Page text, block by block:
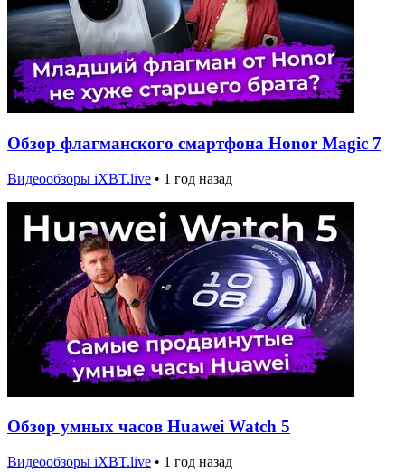
Обзор флагманского смартфона Honor Magic 7
Видеообзоры iXBT.live • 1 год назад
Обзор умных часов Huawei Watch 5
Видеообзоры iXBT.live • 1 год назад